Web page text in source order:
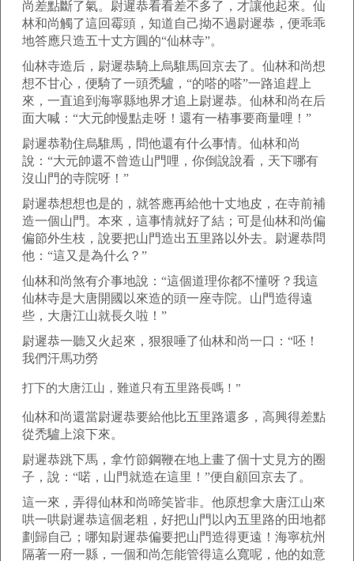
尚差點斷了氣。尉遲恭看看差不多了，才讓他起來。仙
林和尚觸了這回霉頭，知道自己拗不過尉遲恭，便乖乖
地答應只造五十丈方圓的“仙林寺”。
仙林寺造后，尉遲恭騎上烏騅馬回京去了。仙林和尚想
想不甘心，便騎了一頭禿驢，“的嗒的嗒”一路追趕上
來，一直追到海寧縣地界才追上尉遲恭。仙林和尚在后
面大喊：“大元帥慢點走呀！還有一樁事要商量哩！”
尉遲恭勒住烏騅馬，問他還有什么事情。仙林和尚
說：“大元帥還不曾造山門哩，你倒說說看，天下哪有
沒山門的寺院呀！”
尉遲恭想想也是的，就答應再給他十丈地皮，在寺前補
造一個山門。本來，這事情就好了結；可是仙林和尚偏
偏節外生枝，說要把山門造出五里路以外去。尉遲恭問
他：“這又是為什么？”
仙林和尚煞有介事地說：“這個道理你都不懂呀？我這
仙林寺是大唐開國以來造的頭一座寺院。山門造得遠
些，大唐江山就長久啦！”
尉遲恭一聽又火起來，狠狠唾了仙林和尚一口：“呸！
我們汗馬功勞
打下的大唐江山，難道只有五里路長嗎！”
仙林和尚還當尉遲恭要給他比五里路還多，高興得差點
從禿驢上滾下來。
尉遲恭跳下馬，拿竹節鋼鞭在地上畫了個十丈見方的圈
子，說：“喏，山門就造在這里！”便自顧回京去了。
這一來，弄得仙林和尚啼笑皆非。他原想拿大唐江山來
哄一哄尉遲恭這個老粗，好把山門以內五里路的田地都
劃歸自己；哪知尉遲恭偏要把山門造得更遠！海寧杭州
隔著一府一縣，一個和尚怎能管得這么寬呢，他的如意